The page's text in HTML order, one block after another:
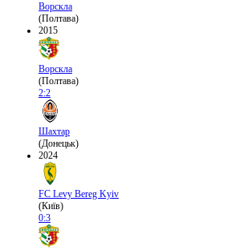
Ворскла
(Полтава)
2015
Ворскла
(Полтава)
2:2
Шахтар
(Донецьк)
2024
FC Levy Bereg Kyiv
(Київ)
0:3